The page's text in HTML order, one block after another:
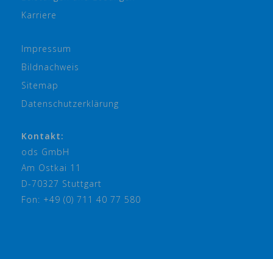
Karriere
Impressum
Bildnachweis
Sitemap
Datenschutzerklärung
Kontakt:
ods GmbH
Am Ostkai 11
D-70327 Stuttgart
Fon: +49 (0) 711 40 77 580